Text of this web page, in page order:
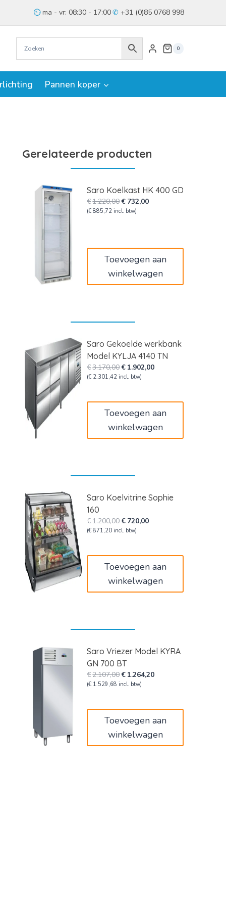
ma - vr: 08:30 - 17:00 +31 (0)85 0768 998
0
Pannen koper
Gerelateerde producten
Saro Koelkast HK 400 GD
€1.220,00Oorspronkelijke
prijs
€ 732,00Huidige
(€ 885,72 incl. btw)
Toevoegen aan
winkelwagen
Saro Gekoelde werkbank
Model KYLJA 4140 TN
€3.170,00Oorspronkelijke
prijs
€ 1.902,00Huidige
(€ 2.301,42 incl. btw)
Toevoegen aan
winkelwagen
Saro Koelvitrine Sophie
160
€1.200,00Oorspronkelijke
prijs
€ 720,00Huidige
(€ 871,20 incl. btw)
Toevoegen aan
winkelwagen
Saro Vriezer Model KYRA
GN 700 BT
€2.107,00Oorspronkelijke
prijs
€ 1.264,20Huidige
(€ 1.529,68 incl. btw)
Toevoegen aan
winkelwagen